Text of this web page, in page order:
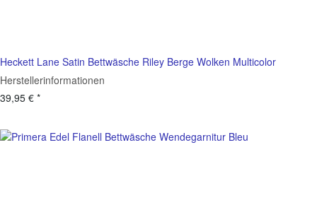
Heckett Lane Satin Bettwäsche Riley Berge Wolken Multicolor
Herstellerinformationen
39,95 € *